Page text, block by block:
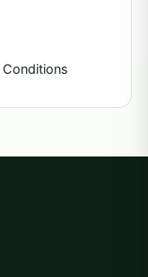
Conditions